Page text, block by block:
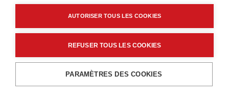
AUTORISER TOUS LES COOKIES
REFUSER TOUS LES COOKIES
PARAMÈTRES DES COOKIES
TTC/ML
Livraison standard Sur commande
Ajouter au panier